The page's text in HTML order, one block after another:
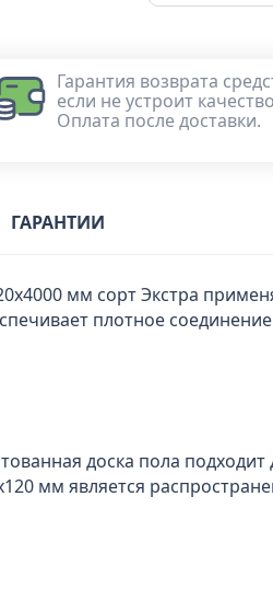
Гарантия возврата
если не устроит
Оплата после доставки.
ГАРАНТИИ
мм сорт Экстра
плотное
доска пола
мм является